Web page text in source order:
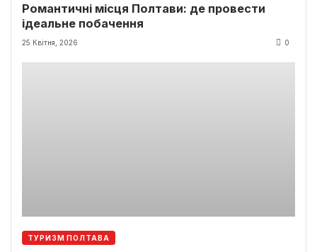
Романтичні місця Полтави: де провести
ідеальне побачення
25 Квітня, 2026 0
ТУРИЗМ ПОЛТАВА